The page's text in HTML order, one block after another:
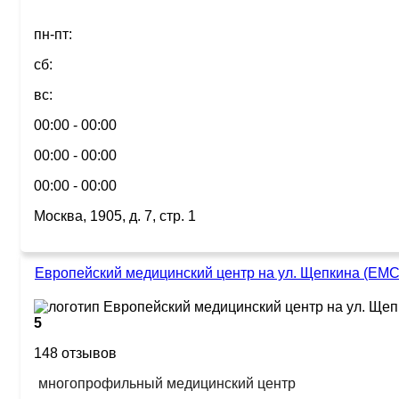
пн-пт:
сб:
вс:
00:00 - 00:00
00:00 - 00:00
00:00 - 00:00
Москва, 1905, д. 7, стр. 1
Европейский медицинский центр на ул. Щепкина
5
148 отзывов
многопрофильный медицинский центр